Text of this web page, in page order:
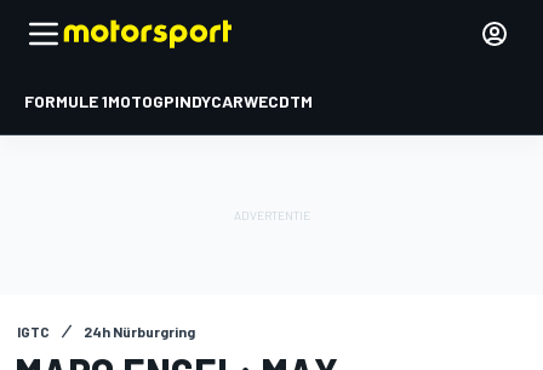
FORMULE 1MOTOGPINDYCARWECDTM
IGTC 24h Nürburgring